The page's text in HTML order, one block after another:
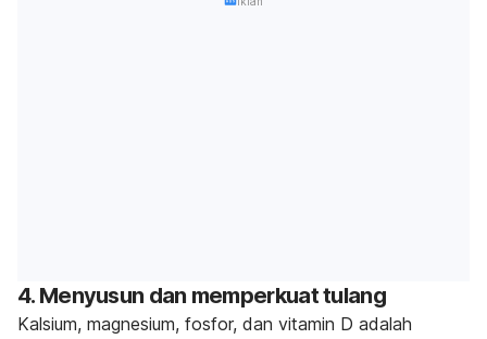
4. Menyusun dan memperkuat tulang
Kalsium, magnesium, fosfor, dan vitamin D adalah